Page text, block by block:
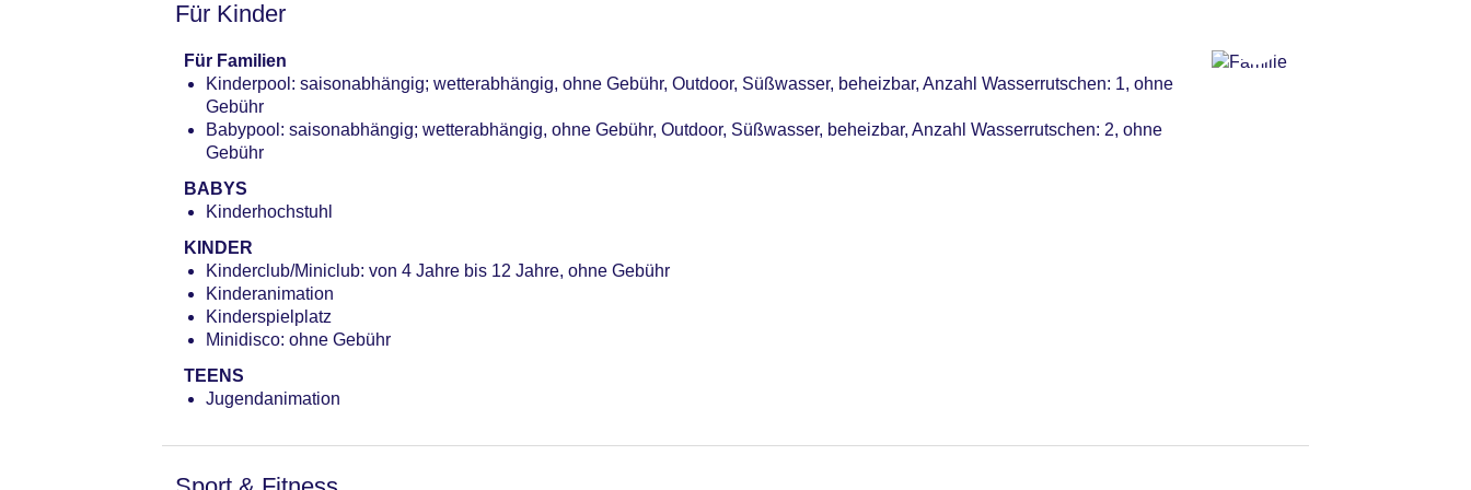
Für Kinder
Für Familien
Kinderpool: saisonabhängig; wetterabhängig, ohne Gebühr, Outdoor, Süßwasser, beheizbar, Anzahl Wasserrutschen: 1, ohne
Gebühr
Babypool: saisonabhängig; wetterabhängig, ohne Gebühr, Outdoor, Süßwasser, beheizbar, Anzahl Wasserrutschen: 2, ohne
Gebühr
BABYS
Kinderhochstuhl
KINDER
Kinderclub/Miniclub: von 4 Jahre bis 12 Jahre, ohne Gebühr
Kinderanimation
Kinderspielplatz
Minidisco: ohne Gebühr
TEENS
Jugendanimation